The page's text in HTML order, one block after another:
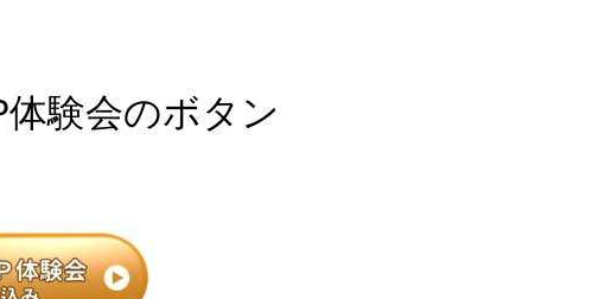
験会のボタン